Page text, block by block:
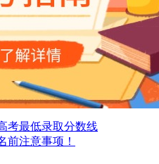
考最低录取分数线
前注意事项！